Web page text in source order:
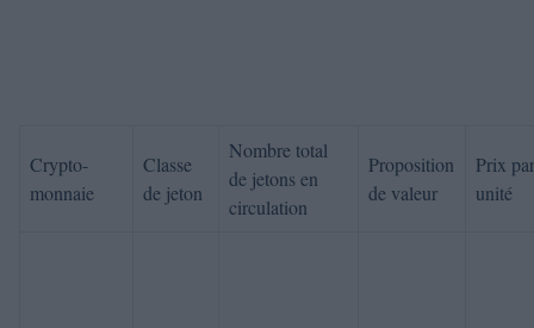
Crypto-
monnaie
Classe
de jeton
Nombre total
de jetons en
circulation
Proposition
de valeur
Prix ​​par
unité